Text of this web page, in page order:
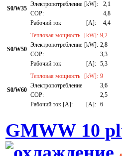
S0/W35
Электропотребление [kW]:
2,1
СОР:
4,8
Рабочий ток
[A]: 4,4
S0/W50
Тепловая мощность [kW]: 9,2
Электропотребление [kW]: 2,8
СОР:
3,3
Рабочий ток
[A]: 5,3
S0/W60
Тепловая мощность [kW]: 9
Электропотребление
3,6
СОР:
2,5
Рабочий ток [A]:
[A]: 6
GMWW 10